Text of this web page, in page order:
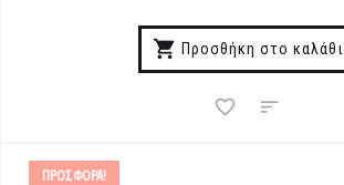
Προσθήκη στο καλάθι
ΠΡΟΣΦΟΡΆ!